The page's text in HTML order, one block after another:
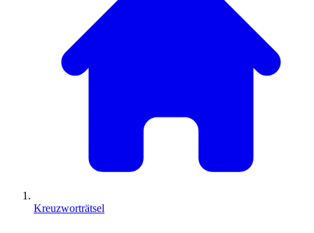
Kreuzworträtsel